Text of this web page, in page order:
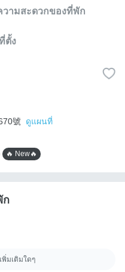
วามสะดวกของที่พัก
ตั้ง
號
ดูแผนที่
🔥 New🔥
ก
มเติมใดๆ